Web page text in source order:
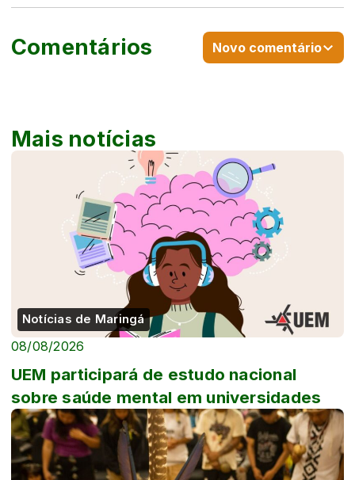
Comentários Novo comentário
Mais notícias
Notícias de Maringá
08/08/2026
UEM participará de estudo nacional
sobre saúde mental em universidades